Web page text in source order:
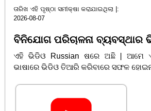
ତାରିଖ ଏହି ପୃଷ୍ଠା ସମୀକ୍ଷା କରାଯାଇଥିଲା |:
2026-08-07
ବିନିଯୋଗ ପରିଚାଳନା ବ୍ୟବସ୍ଥାର
ଏହି ଭିଡିଓ Russian ଷରେ ଅଛି | ଆମେ
ଭାଷାରେ ଭିଡିଓ ତିଆରି କରିବାରେ ସଫଳ